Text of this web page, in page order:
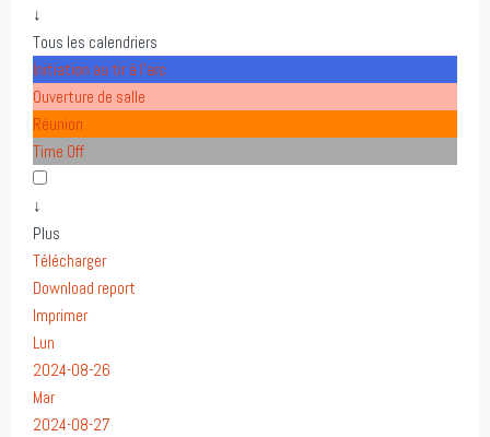
↓
Tous les calendriers
Initiation au tir à l'arc
Ouverture de salle
Réunion
Time Off
↓
Plus
Télécharger
Download report
Imprimer
Lun
2024-08-26
Mar
2024-08-27